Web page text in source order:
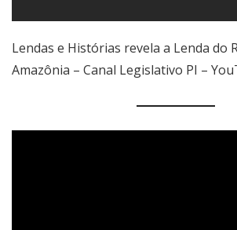
Lendas e Histórias revela a Lenda do
Amazônia – Canal Legislativo PI –